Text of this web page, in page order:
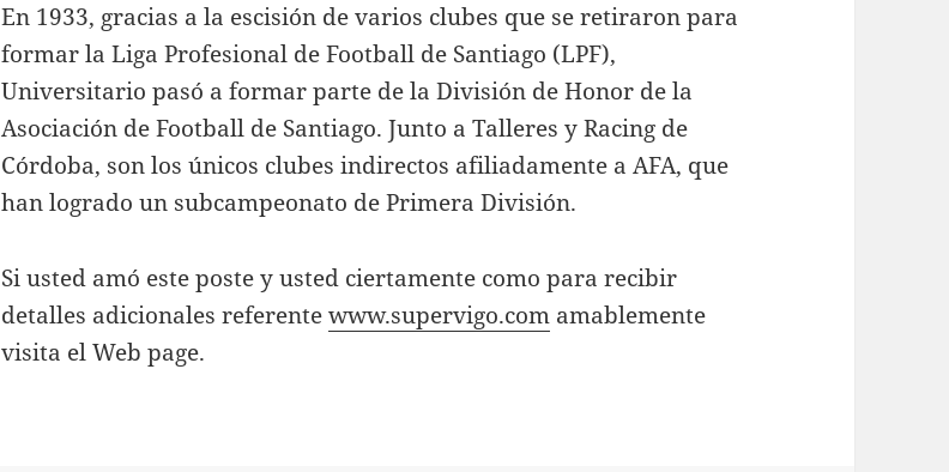
En 1933, gracias a la escisión de varios clubes que se retiraron para
formar la Liga Profesional de Football de Santiago (LPF),
Universitario pasó a formar parte de la División de Honor de la
Asociación de Football de Santiago. Junto a Talleres y Racing de
Córdoba, son los únicos clubes indirectos afiliadamente a AFA, que
han logrado un subcampeonato de Primera División.
Si usted amó este poste y usted ciertamente como para recibir
detalles adicionales referentewww.supervigo.com amablemente
visita el Web page.